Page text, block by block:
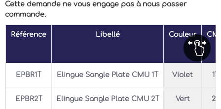
Cette demande ne vous engage pas à nous passer
commande.
Référence Libellé Couleur
EPBR1T Elingue Sangle Plate CMU 1T Violet 1T
EPBR2T Elingue Sangle Plate CMU 2T Vert 2T